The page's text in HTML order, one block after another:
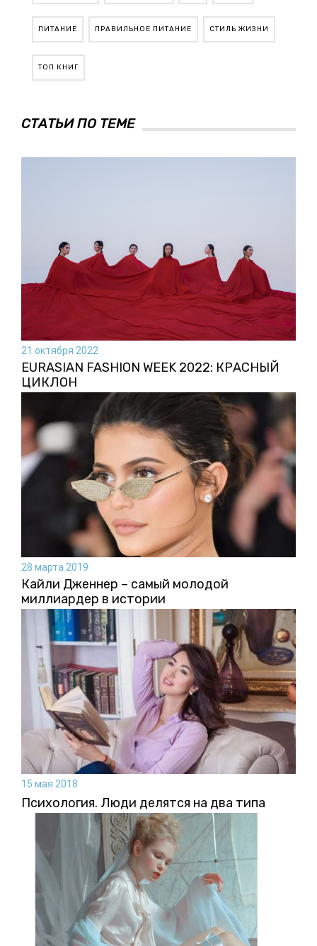
ПИТАНИЕ ПРАВИЛЬНОЕ ПИТАНИЕ СТИЛЬ ЖИЗНИ
ТОП КНИГ
СТАТЬИ ПО ТЕМЕ
21 октября 2022
EURASIAN FASHION WEEK 2022: КРАСНЫЙ
ЦИКЛОН
28 марта 2019
Кайли Дженнер – самый молодой
миллиардер в истории
15 мая 2018
Психология. Люди делятся на два типа